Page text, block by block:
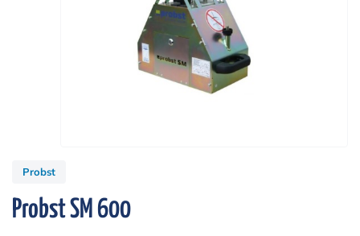
Probst
Probst SM 600